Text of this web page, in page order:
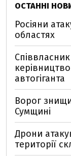
ОСТАННІ
Росіяни
областях
автогіганта
Ворог
Сумщині
Дрони
території